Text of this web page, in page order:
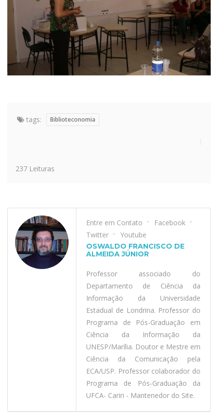
tags: Biblioteconomia
237 Leituras
Entre em Contato
Facebook
Twitter
Youtube
OSWALDO FRANCISCO DE
ALMEIDA JÚNIOR
Professor associado do
Departamento de Ciência da
Informação da Universidade
Estadual de Londrina. Professor do
Programa de Pós-Graduação em
Ciência da Informação da
UNESP/Marília. Doutor e Mestre em
Ciência da Comunicação pela
ECA/USP. Professor colaborador do
Programa de Pós-Graduação da
UFCA- Cariri - Mantenedor do Site.